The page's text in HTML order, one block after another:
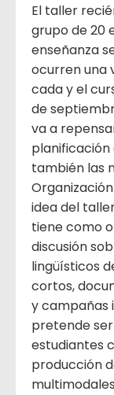
El taller
grupo de 20
enseñanza
ocurren una
cada y el
de
va a
también las
idea del
tiene como
discusión
lingüísticos
cortos,
y campañas
pretende
estudiantes
producción